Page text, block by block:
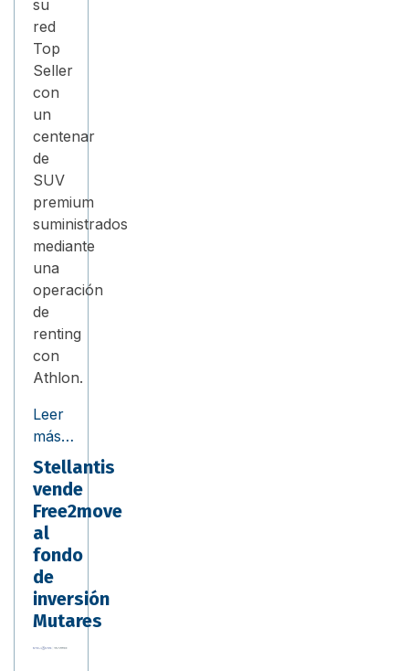
su
red
Top
Seller
con
un
centenar
de
SUV
premium
suministrados
mediante
una
operación
de
renting
con
Athlon.
Leer
más…
Stellantis
vende
Free2move
al
fondo
de
inversión
Mutares